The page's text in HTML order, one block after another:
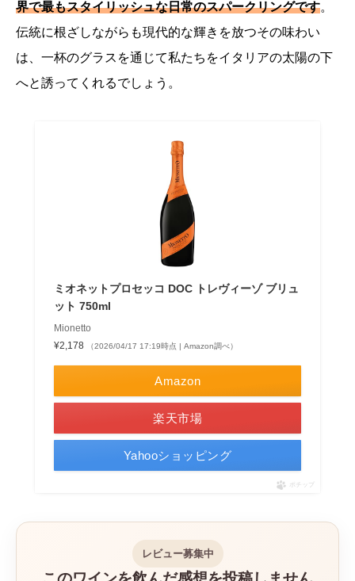
界で最もスタイリッシュな日常のスパークリングです。
伝統に根ざしながらも現代的な輝きを放つその味わい
は、一杯のグラスを通じて私たちをイタリアの太陽の下
へと誘ってくれるでしょう。
ミオネットプロセッコ DOC トレヴィーゾ ブリュ
ット 750ml
Mionetto
¥2,178
（2026/04/17 17:19時点 | Amazon調べ）
Amazon
楽天市場
Yahooショッピング
ポチップ
レビュー募集中